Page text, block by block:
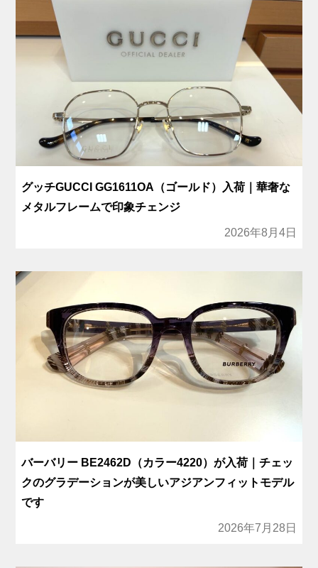
グッチGUCCI GG1611OA（ゴールド）入荷｜華奢な
メタルフレームで印象チェンジ
2026年8月4日
バーバリー BE2462D（カラー4220）が入荷｜チェッ
クのグラデーションが美しいアジアンフィットモデル
です
2026年7月28日